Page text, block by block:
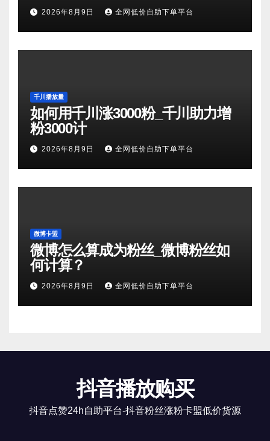
2026年8月9日 全网低价自助下单平台
千川播放量
如何用千川涨3000粉_千川助力增
粉3000计
2026年8月9日 全网低价自助下单平台
微博卡盟
微博怎么算成为粉丝_微博粉丝如
何计算？
2026年8月9日 全网低价自助下单平台
抖音播放购买
抖音点赞24h自助平台-抖音粉丝涨粉卡盟低价货源